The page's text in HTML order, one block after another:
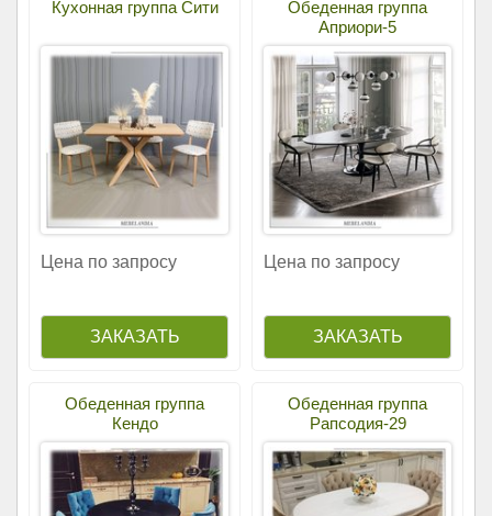
Кухонная группа Сити
Цена по запросу
Обеденная группа
Априори-5
Цена по запросу
Обеденная группа
Кендо
Обеденная группа
Рапсодия-29